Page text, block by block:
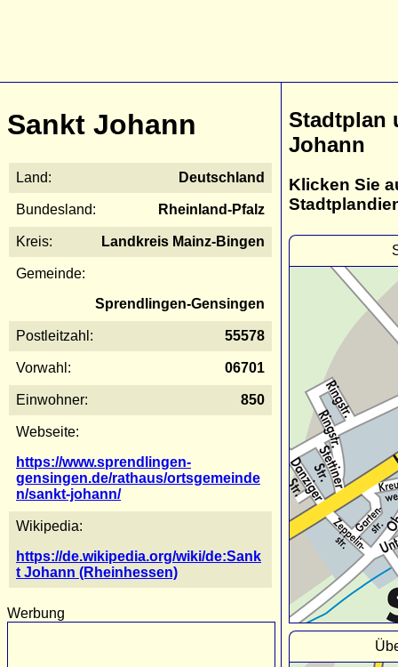
Sankt Johann
Land: Deutschland
Bundesland: Rheinland-Pfalz
Kreis: Landkreis Mainz-Bingen
Gemeinde:
Sprendlingen-Gensingen
Postleitzahl: 55578
Vorwahl: 06701
Einwohner: 850
Webseite:
https://www.sprendlingen-
gensingen.de/rathaus/ortsgemeinde
n/sankt-johann/
Wikipedia:
https://de.wikipedia.org/wiki/de:Sank
t Johann (Rheinhessen)
Werbung
Stadtplan
Johann
Klicken Sie